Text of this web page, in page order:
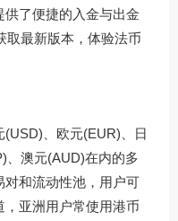
了便捷的入金与出金
取最新版本，体验法币
、欧元(EUR)、日
、澳元(AUD)在内的多
和流动性池，用户可
亚洲用户常使用港币